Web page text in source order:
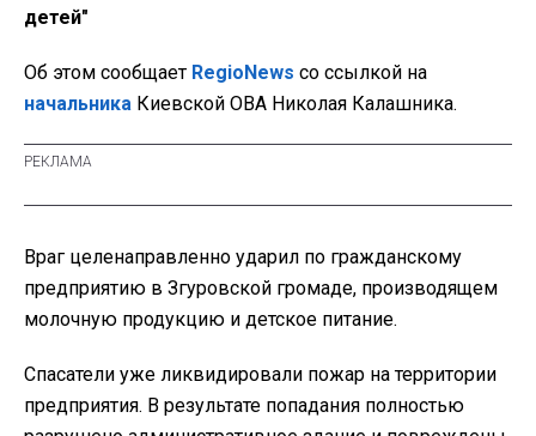
детей"
Об этом сообщает RegioNews со ссылкой на
начальника Киевской ОВА Николая Калашника.
Враг целенаправленно ударил по гражданскому
предприятию в Згуровской громаде, производящем
молочную продукцию и детское питание.
Спасатели уже ликвидировали пожар на территории
предприятия. В результате попадания полностью